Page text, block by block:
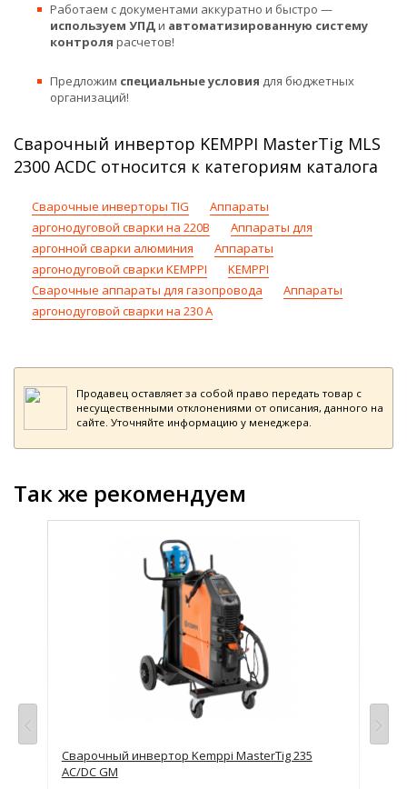
Работаем с документами аккуратно и быстро —
используем УПДи автоматизированную систему
контроля расчетов!
Предложим специальные условия для бюджетных
организаций!
Сварочный инвертор KEMPPI MasterTig MLS
2300 ACDC относится к категориям каталога
Сварочные инверторы TIG
Аппараты
аргонодуговой сварки на 220В
Аппараты для
аргонной сварки алюминия
Аппараты
аргонодуговой сварки KEMPPI
KEMPPI
Сварочные аппараты для газопровода
Аппараты
аргонодуговой сварки на 230 А
Продавец оставляет за собой право передать товар с
несущественными отклонениями от описания, данного на
сайте. Уточняйте информацию у менеджера.
Так же рекомендуем
Сварочный инвертор Kemppi MasterTig 235
AC/DC GM